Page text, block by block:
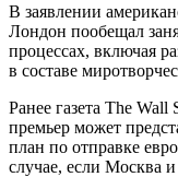
В заявлении
Лондон пообещал
процессах, включая
в составе
Ранее газета The
премьер может
план по отправке
случае, если Москва